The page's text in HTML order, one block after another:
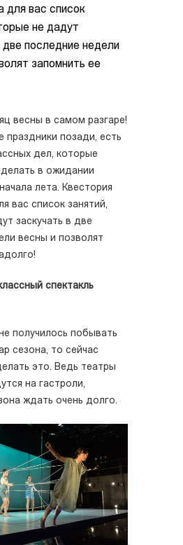
для вас список
не дадут
две последние недели
запомнить ее
весны в самом разгаре!
праздники позади, есть
дел, которые
в ожидании
лета. Квестория
вас список занятий,
заскучать в две
весны и позволят
спектакль
получилось побывать
сезона, то сейчас
это. Ведь театры
на гастроли,
ждать очень долго.